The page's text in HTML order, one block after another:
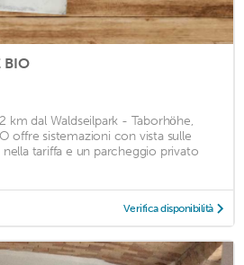
BIO
km dal Waldseilpark - Taborhöhe,
offre sistemazioni con vista sulle
tariffa e un parcheggio privato
Verifica disponibilità